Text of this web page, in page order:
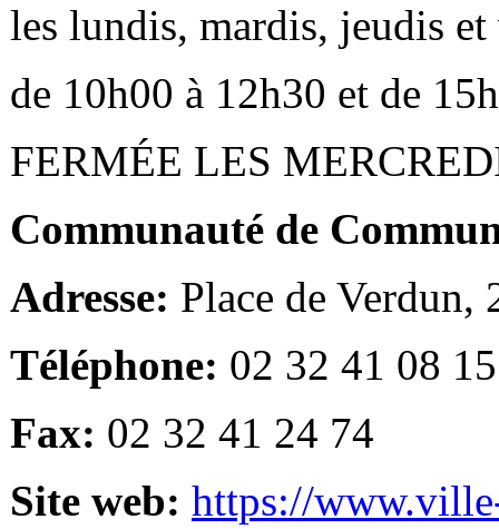
les lundis, mardis, jeudis et
de 10h00 à 12h30 et de
FERMÉE LES
Communauté de
Adresse: Place de Verdun,
Téléphone: 02 32 41 08 15
Fax: 02 32 41 24 74
Site web: https://